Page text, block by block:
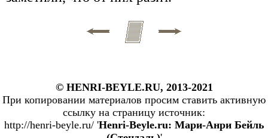
© HENRI-BEYLE.RU, 2013-2021
При копировании материалов просим ставить активную
ссылку на страницу источник:
http://henri-beyle.ru/ 'Henri-Beyle.ru: Мари-Анри Бейль